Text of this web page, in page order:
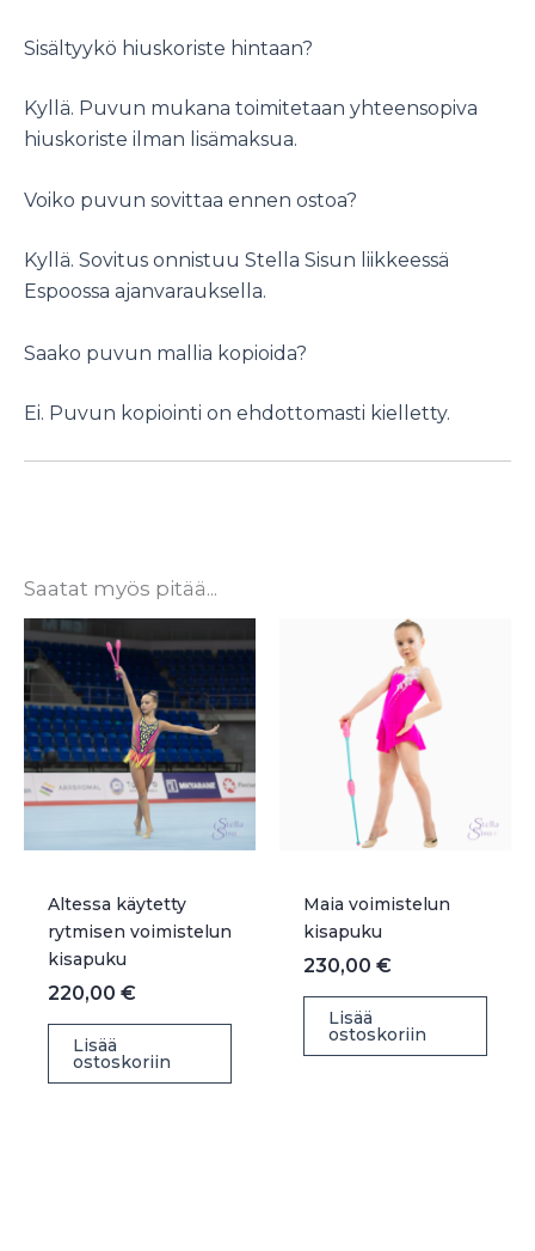
Sisältyykö hiuskoriste hintaan?
Kyllä. Puvun mukana toimitetaan yhteensopiva
hiuskoriste ilman lisämaksua.
Voiko puvun sovittaa ennen ostoa?
Kyllä. Sovitus onnistuu Stella Sisun liikkeessä
Espoossa ajanvarauksella.
Saako puvun mallia kopioida?
Ei. Puvun kopiointi on ehdottomasti kielletty.
Saatat myös pitää...
Altessa käytetty
rytmisen voimistelun
kisapuku
220,00 €
Lisää
ostoskoriin
Maia voimistelun
kisapuku
230,00 €
Lisää
ostoskoriin